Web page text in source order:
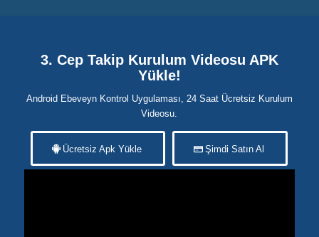
3. Cep Takip Kurulum Videosu APK
Yükle!
Android Ebeveyn Kontrol Uygulaması, 24 Saat Ücretsiz Kurulum
Videosu.
Ücretsiz Apk Yükle Şimdi Satın Al